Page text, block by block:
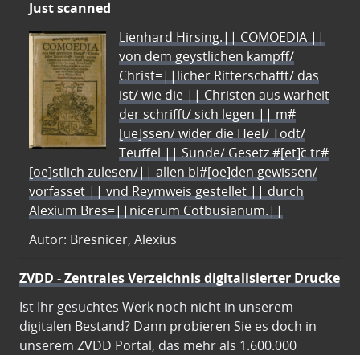
Just scanned
Lienhard Hirsing.|| COMOEDIA ||
von dem geystlichen kampff/
Christ=||licher Ritterschafft/ das
ist/ wie die || Christen aus warheit
der schrifft/ sich legen || m#
[ue]ssen/ wider die Heel/ Todt/
Teuffel || Sünde/ Gesetz #[et]c̃ tr#
[oe]stlich zulesen/|| allen bl#[oe]den gewissen/
vorfasset || vnd Reymweis gestellet || durch
Alexium Bres=||nicerum Cotbusianum.||
Autor: Bresnicer, Alexius
ZVDD - Zentrales Verzeichnis digitalisierter Drucke
Ist Ihr gesuchtes Werk noch nicht in unserem
digitalen Bestand? Dann probieren Sie es doch in
unserem ZVDD Portal, das mehr als 1.600.000